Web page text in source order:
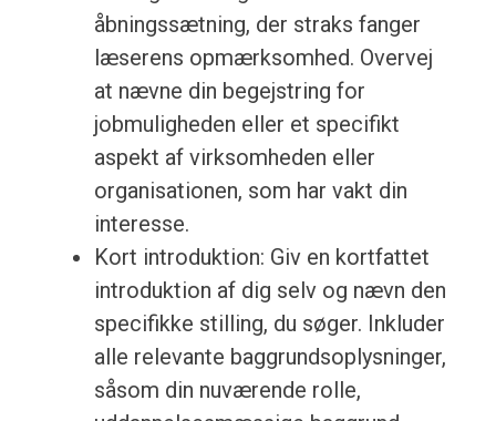
åbningssætning, der straks fanger
læserens opmærksomhed. Overvej
at nævne din begejstring for
jobmuligheden eller et specifikt
aspekt af virksomheden eller
organisationen, som har vakt din
interesse.
Kort introduktion: Giv en kortfattet
introduktion af dig selv og nævn den
specifikke stilling, du søger. Inkluder
alle relevante baggrundsoplysninger,
såsom din nuværende rolle,